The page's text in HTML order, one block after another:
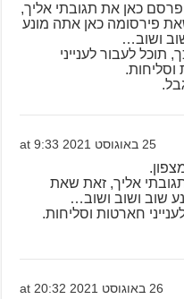
כאן את תגובתי אליך,
פירסומה כאן אתה מונע
ושוב…
תוכל לעבור לענייני
וסליחות.
25 באוגוסט 2021 at 9:33
אליך, זאת שאת
שוב ושוב ושוב…
חארטות וסליחות.
26 באוגוסט 2021 at 20:32